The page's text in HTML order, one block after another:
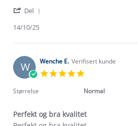
Anne
on
Oct
Fin
god
for
Del
Anne
on
14
Oct
14/10/25
W Wenche E. Verifisert kunde
rating
Størrelse Normal
Perfekt og bra kvalitet